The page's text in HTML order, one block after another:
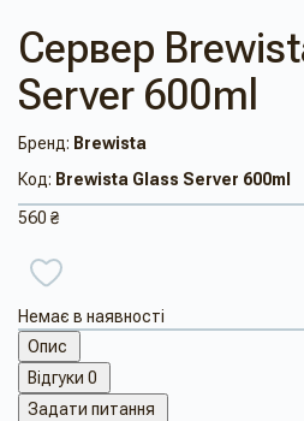
Сервер
Server 600ml
Бренд: Brewista
Код: Brewista Glass Server 600ml
560 ₴
Немає в наявності
Опис
Відгуки 0
Задати питання